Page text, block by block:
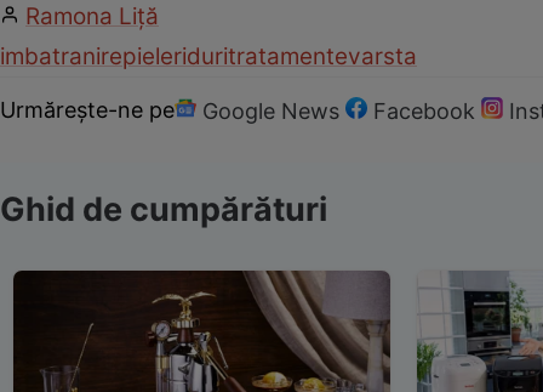
Ramona Liţă
imbatranirepieleriduritratamentevarsta
Urmărește-ne pe Google News Facebook
Ghid de cumpărături